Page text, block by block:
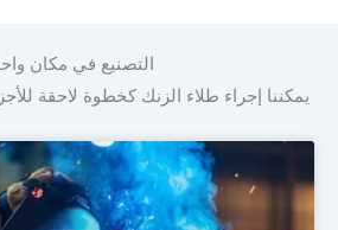
التصنيع في مكان واحد
يمكننا إجراء طلاء الزنك كخطوة لاحقة